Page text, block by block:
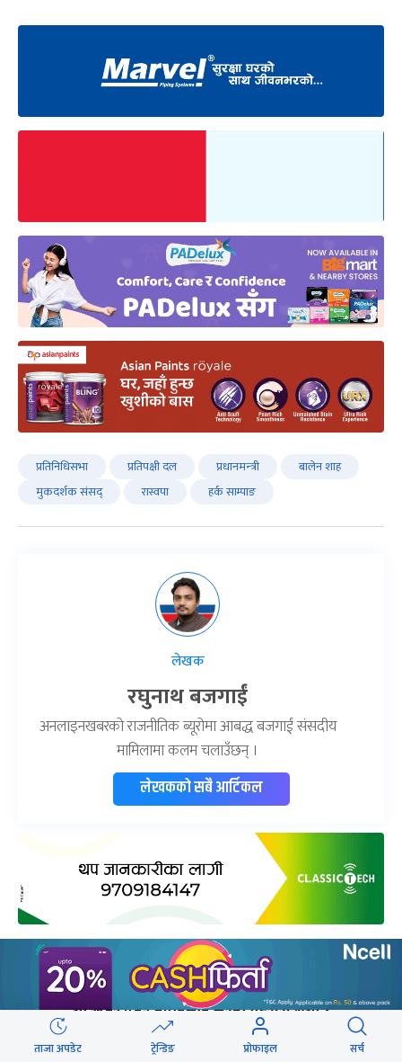
प्रतिनिधिसभा प्रतिपक्षी दल प्रधानमन्‍त्री
बालेन शाह
मुकदर्शक संसद्
रास्वपा हर्क साम्पाङ
लेखक
रघुनाथ बजगाईं
अनलाइनखबरको राजनीतिक ब्यूरोमा आबद्ध बजगाईं संसदीय
मामिलामा कलम चलाउँछन् ।
लेखकको सबै आर्टिकल
यो खबर पढेर तपाईलाई कस्तो महसुस भयो ?
ताजा अपडेट ट्रेन्डिङ प्रोफाइल सर्च